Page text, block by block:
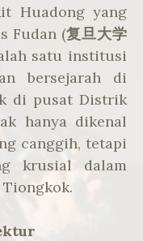
Huadong yang
Fudan (复旦大学
satu institusi
bersejarah di
di pusat Distrik
hanya dikenal
canggih, tetapi
krusial dalam